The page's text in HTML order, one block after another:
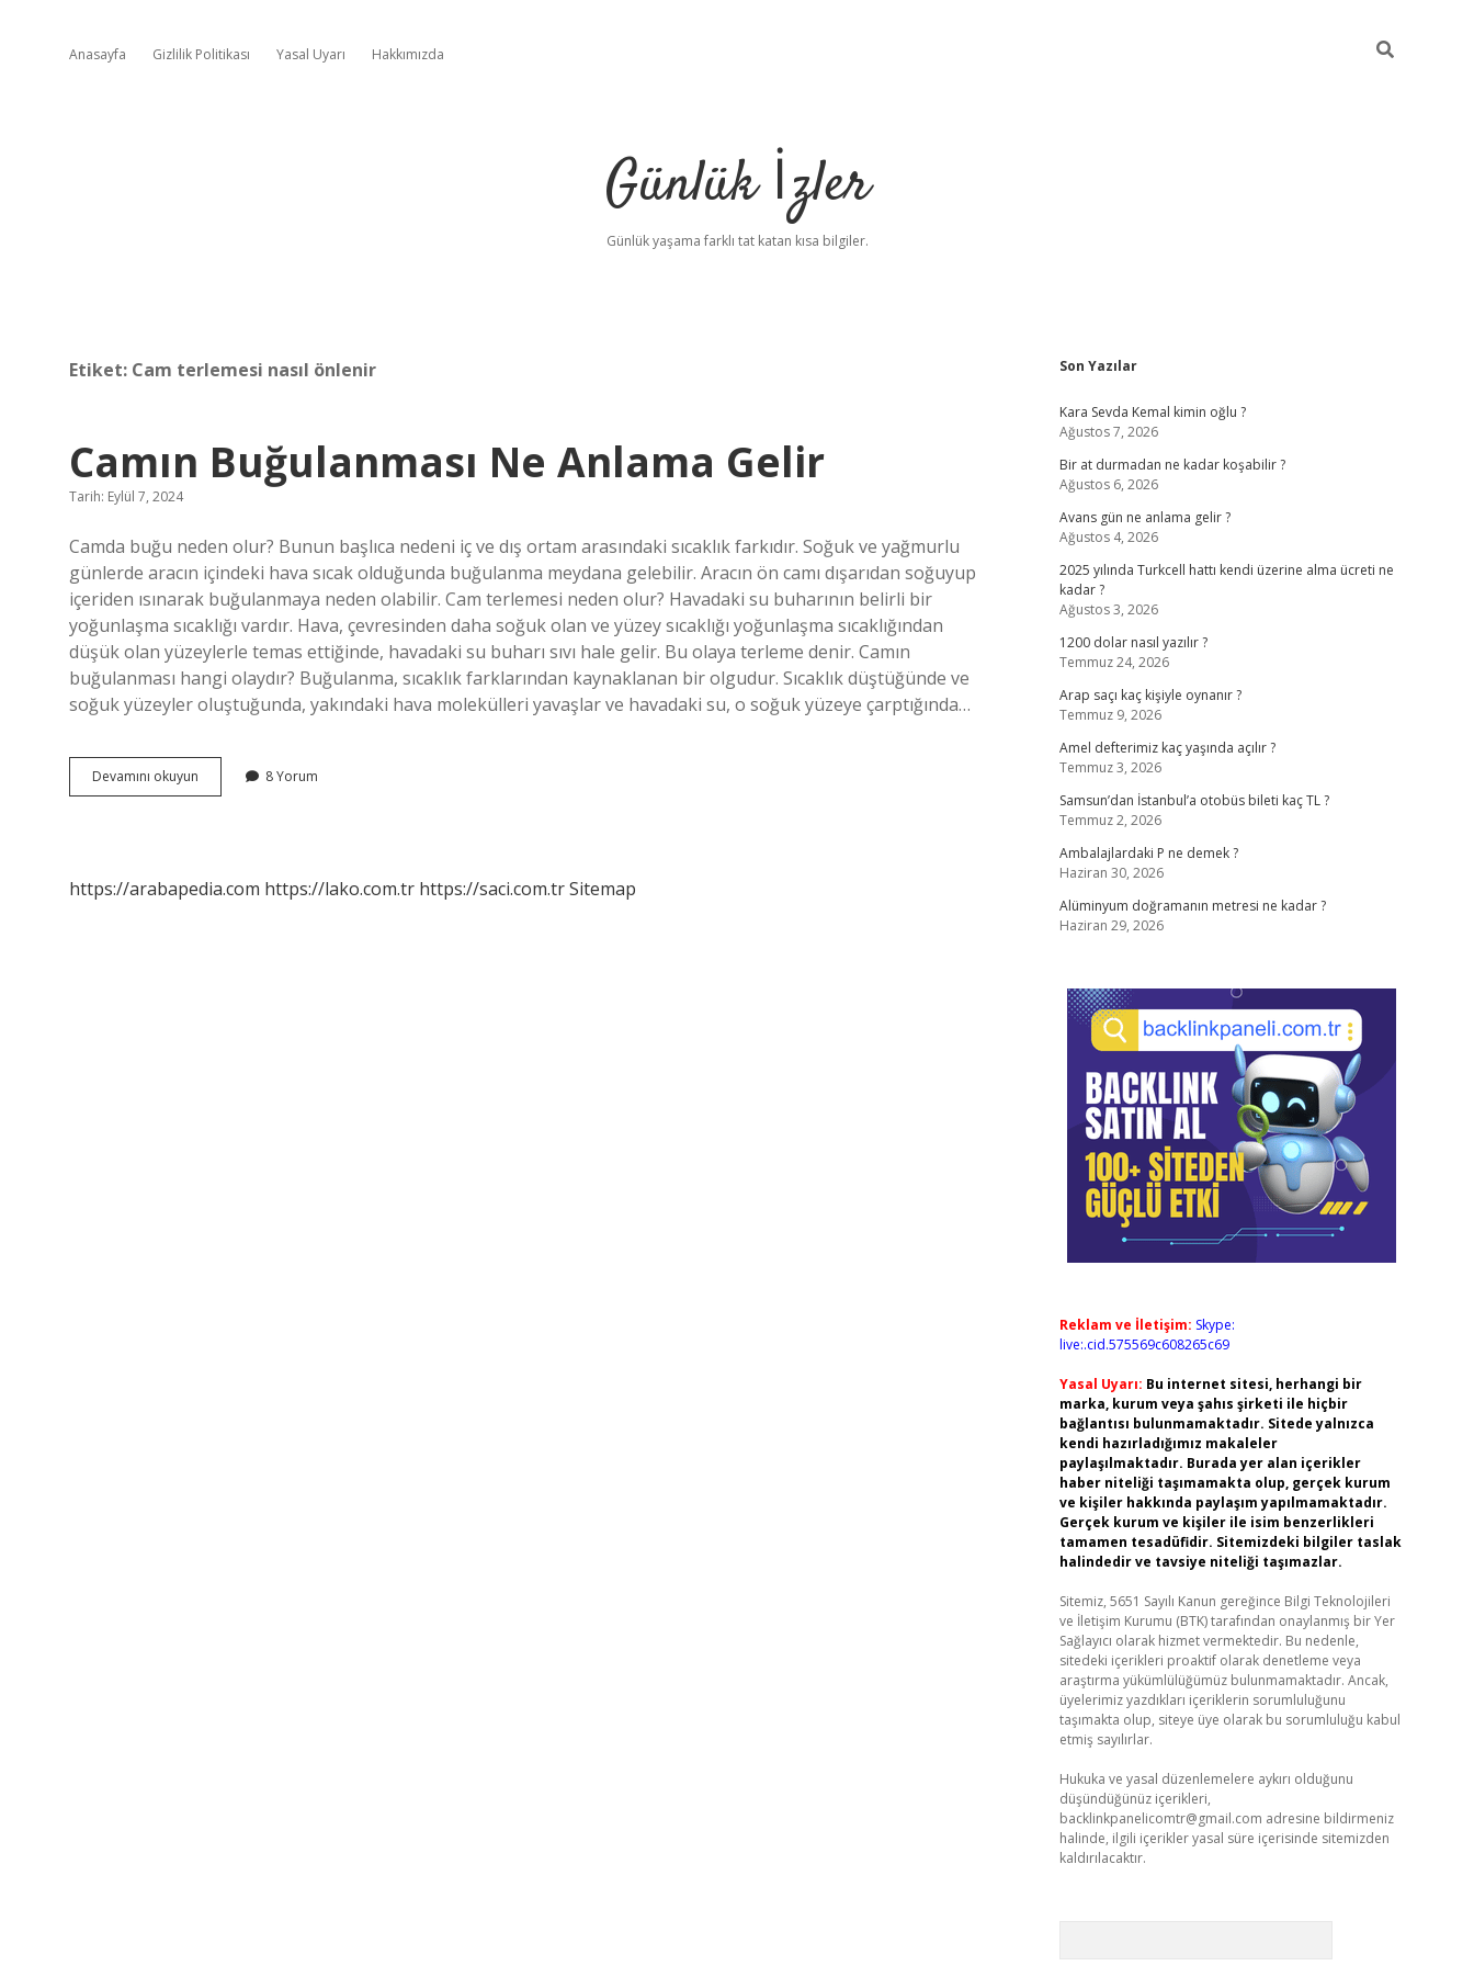
Anasayfa Gizlilik Politikası Yasal Uyarı Hakkımızda
Günlük İzler
Günlük yaşama farklı tat katan kısa bilgiler.
Etiket: Cam terlemesi nasıl önlenir
Camın Buğulanması Ne Anlama Gelir
Tarih: Eylül 7, 2024
Camda buğu neden olur? Bunun başlıca nedeni iç ve dış ortam arasındaki sıcaklık farkıdır. Soğuk ve yağmurlu
günlerde aracın içindeki hava sıcak olduğunda buğulanma meydana gelebilir. Aracın ön camı dışarıdan soğuyup
içeriden ısınarak buğulanmaya neden olabilir. Cam terlemesi neden olur? Havadaki su buharının belirli bir
yoğunlaşma sıcaklığı vardır. Hava, çevresinden daha soğuk olan ve yüzey sıcaklığı yoğunlaşma sıcaklığından
düşük olan yüzeylerle temas ettiğinde, havadaki su buharı sıvı hale gelir. Bu olaya terleme denir. Camın
buğulanması hangi olaydır? Buğulanma, sıcaklık farklarından kaynaklanan bir olgudur. Sıcaklık düştüğünde ve
soğuk yüzeyler oluştuğunda, yakındaki hava molekülleri yavaşlar ve havadaki su, o soğuk yüzeye çarptığında…
Devamını okuyun
Buğulanması
8 Yorum
https://arabapedia.com https://lako.com.tr https://saci.com.trSitemap
Sidebar
Son Yazılar
Kara Sevda Kemal kimin oğlu ?
Ağustos 7, 2026
Bir at durmadan ne kadar koşabilir ?
Ağustos 6, 2026
Avans gün ne anlama gelir ?
Ağustos 4, 2026
2025 yılında Turkcell hattı kendi üzerine alma ücreti ne
kadar ?
Ağustos 3, 2026
1200 dolar nasıl yazılır ?
Temmuz 24, 2026
Arap saçı kaç kişiyle oynanır ?
Temmuz 9, 2026
Amel defterimiz kaç yaşında açılır ?
Temmuz 3, 2026
Samsun’dan İstanbul’a otobüs bileti kaç TL ?
Temmuz 2, 2026
Ambalajlardaki P ne demek ?
Haziran 30, 2026
Alüminyum doğramanın metresi ne kadar ?
Haziran 29, 2026
Reklam ve İletişim: Skype:
live:.cid.575569c608265c69
Yasal Uyarı: Bu internet sitesi, herhangi bir
marka, kurum veya şahıs şirketi ile hiçbir
bağlantısı bulunmamaktadır. Sitede yalnızca
kendi hazırladığımız makaleler
paylaşılmaktadır. Burada yer alan içerikler
haber niteliği taşımamakta olup, gerçek kurum
ve kişiler hakkında paylaşım yapılmamaktadır.
Gerçek kurum ve kişiler ile isim benzerlikleri
tamamen tesadüfidir. Sitemizdeki bilgiler taslak
halindedir ve tavsiye niteliği taşımazlar.
Sitemiz, 5651 Sayılı Kanun gereğince Bilgi Teknolojileri
ve İletişim Kurumu (BTK) tarafından onaylanmış bir Yer
Sağlayıcı olarak hizmet vermektedir. Bu nedenle,
sitedeki içerikleri proaktif olarak denetleme veya
araştırma yükümlülüğümüz bulunmamaktadır. Ancak,
üyelerimiz yazdıkları içeriklerin sorumluluğunu
taşımakta olup, siteye üye olarak bu sorumluluğu kabul
etmiş sayılırlar.
Hukuka ve yasal düzenlemelere aykırı olduğunu
düşündüğünüz içerikleri,
backlinkpanelicomtr@gmail.com adresine bildirmeniz
halinde, ilgili içerikler yasal süre içerisinde sitemizden
kaldırılacaktır.